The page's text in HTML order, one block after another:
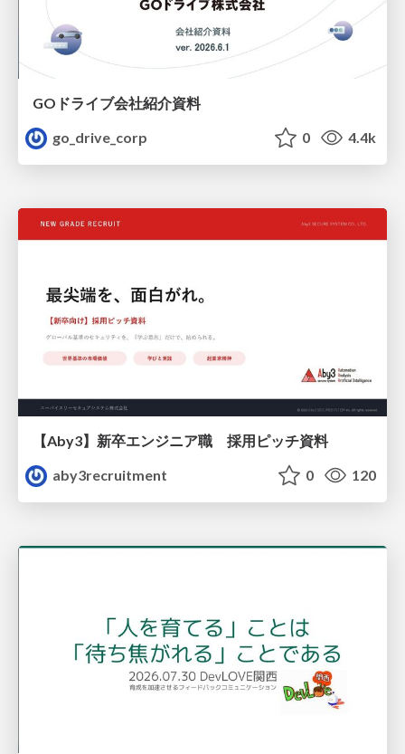
GOドライブ会社紹介資料
go_drive_corp
0 4.4k
【Aby3】新卒エンジニア職 採用ピッチ資料
aby3recruitment
0 120